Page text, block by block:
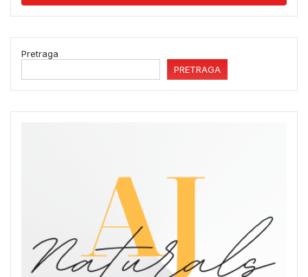
Pretraga
PRETRAGA